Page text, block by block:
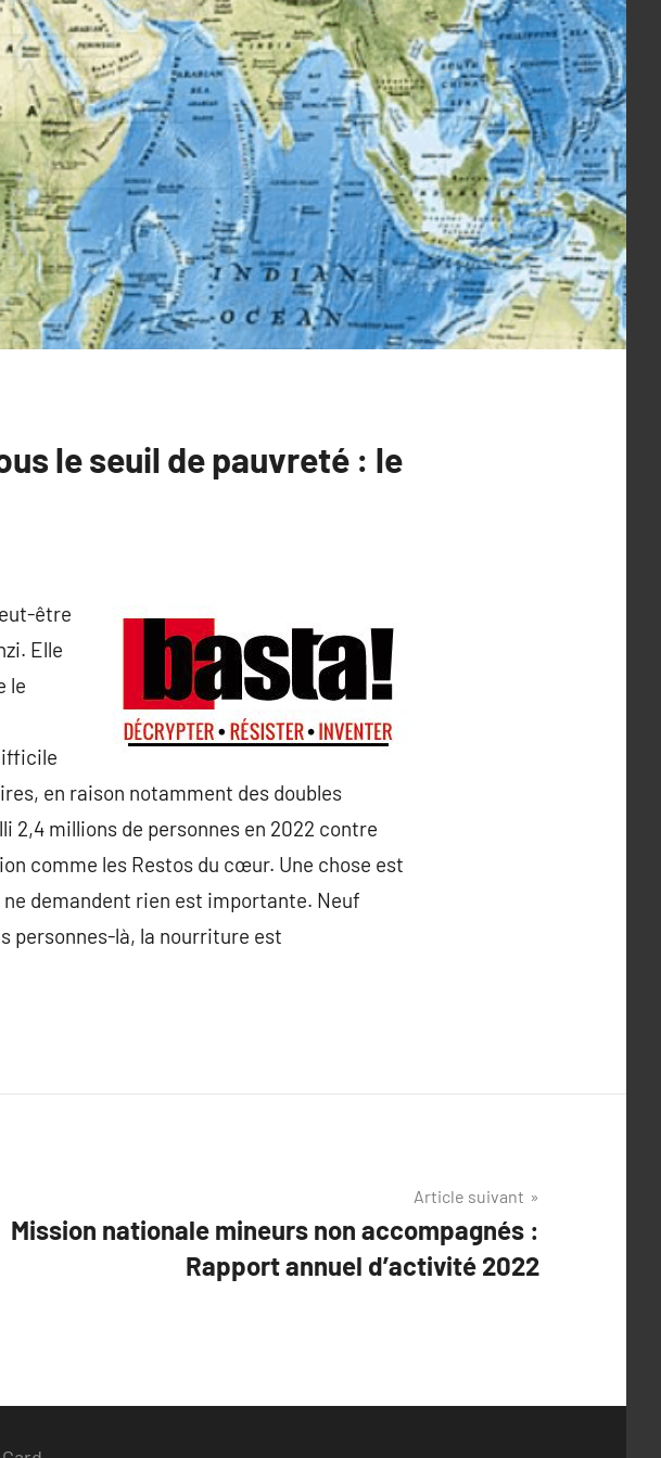
le seuil de pauvreté : le
être
Elle
le
en raison notamment des doubles
2,4 millions de personnes en 2022 contre
comme les Restos du cœur. Une chose est
ne demandent rien est importante. Neuf
personnes-là, la nourriture est
Article suivant
Mission nationale mineurs non accompagnés :
Rapport annuel d’activité 2022